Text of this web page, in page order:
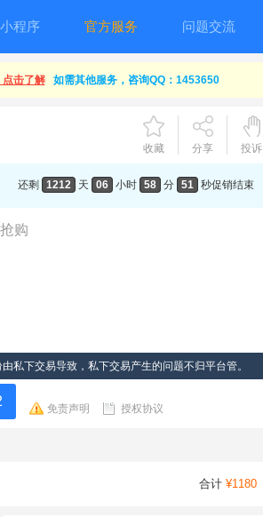
小程序 官方服务 问题交流
击了解 如需其他服务，咨询QQ：1453650
收藏 分享 投诉
还剩 1212 天 06 小时 58 分 50 秒促销结束
购
私下交易导致，私下交易产生的问题不归平台管。
免责声明 授权协议
合计 ¥1180